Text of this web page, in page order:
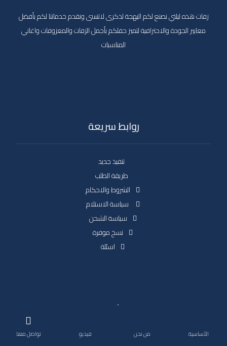
زفات هذه ليلتي نصنع لكم البهجة لذكرى لاتنسى ونقدم خدماتنا لكم بأفضل
معايير الجودة والاحترافية لتميز حفلكم بأجمل الزفات والمعزوفات واغاني
المناسبات
روابط سريعة
تنفيذ جديد
طريقة الطلب
الشروط والاحكام
سياسة الاستلام
سياسة الشحن
نسخ موفرة
اسئلة
حقوق النشر 2026. جميع الحقوق محفوظة.
الأساسية من نحن فيديو تواصل معنا